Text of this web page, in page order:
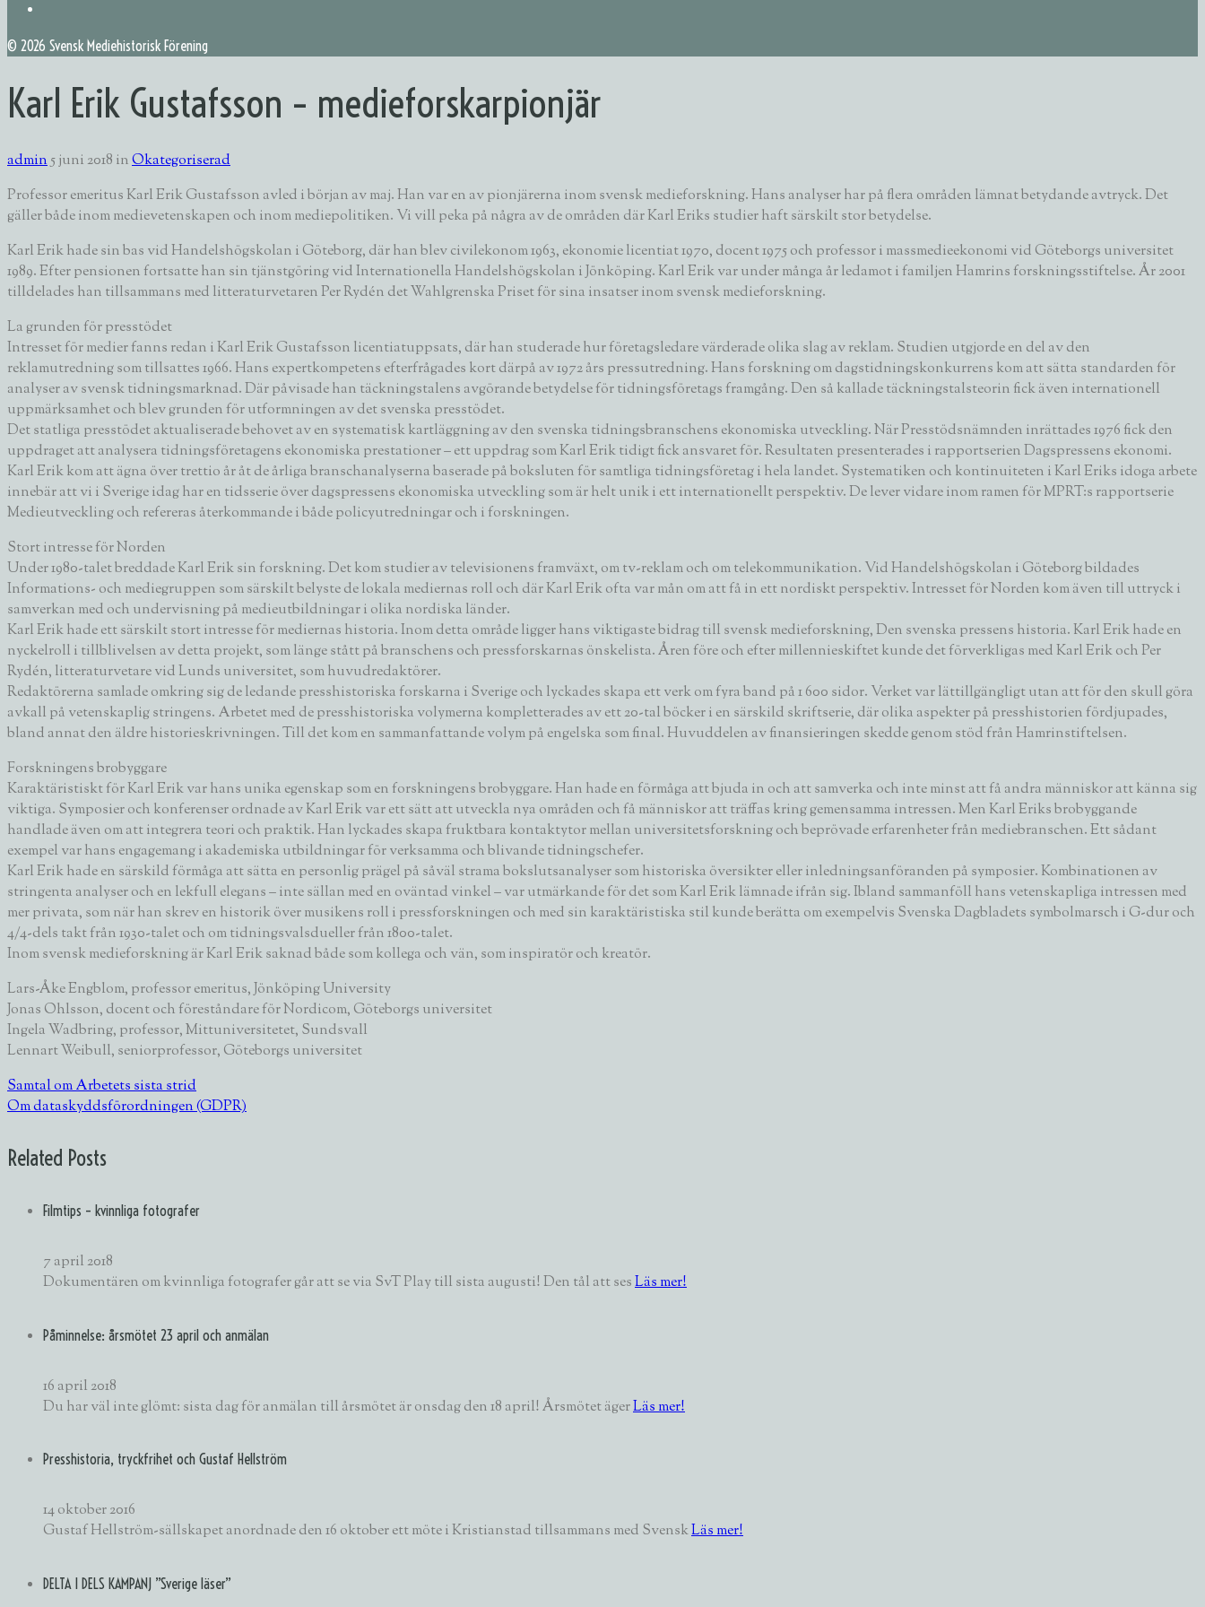
© 2026 Svensk Mediehistorisk Förening
Karl Erik Gustafsson – medieforskarpionjär
admin5 juni 2018 inOkategoriserad
Professor emeritus Karl Erik Gustafsson avled i början av maj. Han var en av pionjärerna inom svensk medieforskning. Hans analyser har på flera områden lämnat betydande avtryck. Det
gäller både inom medievetenskapen och inom mediepolitiken. Vi vill peka på några av de områden där Karl Eriks studier haft särskilt stor betydelse.
Karl Erik hade sin bas vid Handelshögskolan i Göteborg, där han blev civilekonom 1963, ekonomie licentiat 1970, docent 1975 och professor i massmedieekonomi vid Göteborgs universitet
1989. Efter pensionen fortsatte han sin tjänstgöring vid Internationella Handelshögskolan i Jönköping. Karl Erik var under många år ledamot i familjen Hamrins forskningsstiftelse. År 2001
tilldelades han tillsammans med litteraturvetaren Per Rydén det Wahlgrenska Priset för sina insatser inom svensk medieforskning.
La grunden för presstödet
Intresset för medier fanns redan i Karl Erik Gustafsson licentiatuppsats, där han studerade hur företagsledare värderade olika slag av reklam. Studien utgjorde en del av den
reklamutredning som tillsattes 1966. Hans expertkompetens efterfrågades kort därpå av 1972 års pressutredning. Hans forskning om dagstidningskonkurrens kom att sätta standarden för
analyser av svensk tidningsmarknad. Där påvisade han täckningstalens avgörande betydelse för tidningsföretags framgång. Den så kallade täckningstalsteorin fick även internationell
uppmärksamhet och blev grunden för utformningen av det svenska presstödet.
Det statliga presstödet aktualiserade behovet av en systematisk kartläggning av den svenska tidningsbranschens ekonomiska utveckling. När Presstödsnämnden inrättades 1976 fick den
uppdraget att analysera tidningsföretagens ekonomiska prestationer – ett uppdrag som Karl Erik tidigt fick ansvaret för. Resultaten presenterades i rapportserien Dagspressens ekonomi.
Karl Erik kom att ägna över trettio år åt de årliga branschanalyserna baserade på boksluten för samtliga tidningsföretag i hela landet. Systematiken och kontinuiteten i Karl Eriks idoga arbete
innebär att vi i Sverige idag har en tidsserie över dagspressens ekonomiska utveckling som är helt unik i ett internationellt perspektiv. De lever vidare inom ramen för MPRT:s rapportserie
Medieutveckling och refereras återkommande i både policyutredningar och i forskningen.
Stort intresse för Norden
Under 1980-talet breddade Karl Erik sin forskning. Det kom studier av televisionens framväxt, om tv-reklam och om telekommunikation. Vid Handelshögskolan i Göteborg bildades
Informations- och mediegruppen som särskilt belyste de lokala mediernas roll och där Karl Erik ofta var mån om att få in ett nordiskt perspektiv. Intresset för Norden kom även till uttryck i
samverkan med och undervisning på medieutbildningar i olika nordiska länder.
Karl Erik hade ett särskilt stort intresse för mediernas historia. Inom detta område ligger hans viktigaste bidrag till svensk medieforskning, Den svenska pressens historia. Karl Erik hade en
nyckelroll i tillblivelsen av detta projekt, som länge stått på branschens och pressforskarnas önskelista. Åren före och efter millennieskiftet kunde det förverkligas med Karl Erik och Per
Rydén, litteraturvetare vid Lunds universitet, som huvudredaktörer.
Redaktörerna samlade omkring sig de ledande presshistoriska forskarna i Sverige och lyckades skapa ett verk om fyra band på 1 600 sidor. Verket var lättillgängligt utan att för den skull göra
avkall på vetenskaplig stringens. Arbetet med de presshistoriska volymerna kompletterades av ett 20-tal böcker i en särskild skriftserie, där olika aspekter på presshistorien fördjupades,
bland annat den äldre historieskrivningen. Till det kom en sammanfattande volym på engelska som final. Huvuddelen av finansieringen skedde genom stöd från Hamrinstiftelsen.
Forskningens brobyggare
Karaktäristiskt för Karl Erik var hans unika egenskap som en forskningens brobyggare. Han hade en förmåga att bjuda in och att samverka och inte minst att få andra människor att känna sig
viktiga. Symposier och konferenser ordnade av Karl Erik var ett sätt att utveckla nya områden och få människor att träffas kring gemensamma intressen. Men Karl Eriks brobyggande
handlade även om att integrera teori och praktik. Han lyckades skapa fruktbara kontaktytor mellan universitetsforskning och beprövade erfarenheter från mediebranschen. Ett sådant
exempel var hans engagemang i akademiska utbildningar för verksamma och blivande tidningschefer.
Karl Erik hade en särskild förmåga att sätta en personlig prägel på såväl strama bokslutsanalyser som historiska översikter eller inledningsanföranden på symposier. Kombinationen av
stringenta analyser och en lekfull elegans – inte sällan med en oväntad vinkel – var utmärkande för det som Karl Erik lämnade ifrån sig. Ibland sammanföll hans vetenskapliga intressen med
mer privata, som när han skrev en historik över musikens roll i pressforskningen och med sin karaktäristiska stil kunde berätta om exempelvis Svenska Dagbladets symbolmarsch i G-dur och
4/4-dels takt från 1930-talet och om tidningsvalsdueller från 1800-talet.
Inom svensk medieforskning är Karl Erik saknad både som kollega och vän, som inspiratör och kreatör.
Lars-Åke Engblom, professor emeritus, Jönköping University
Jonas Ohlsson, docent och föreståndare för Nordicom, Göteborgs universitet
Ingela Wadbring, professor, Mittuniversitetet, Sundsvall
Lennart Weibull, seniorprofessor, Göteborgs universitet
Samtal om Arbetets sista strid
Om dataskyddsförordningen (GDPR)
Related Posts
Filmtips – kvinnliga fotografer
7 april 2018
Dokumentären om kvinnliga fotografer går att se via SvT Play till sista augusti! Den tål att sesLäs mer!
Påminnelse: årsmötet 23 april och anmälan
16 april 2018
Du har väl inte glömt: sista dag för anmälan till årsmötet är onsdag den 18 april! Årsmötet ägerLäs mer!
Presshistoria, tryckfrihet och Gustaf Hellström
14 oktober 2016
Gustaf Hellström-sällskapet anordnade den 16 oktober ett möte i Kristianstad tillsammans med SvenskLäs mer!
DELTA I DELS KAMPANJ ”Sverige läser”